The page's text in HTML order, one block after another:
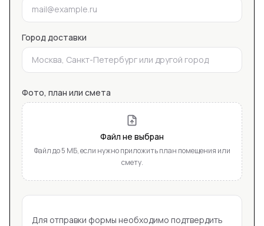
Город доставки
Фото, план или смета
Файл не выбран
Файл до 5 МБ, если нужно приложить план помещения или
смету.
Для отправки формы необходимо подтвердить